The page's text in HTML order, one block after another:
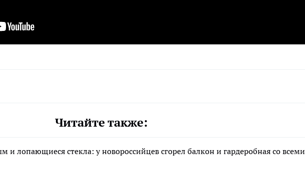
Читайте также:
лопающиеся стекла: у новороссийцев сгорел балкон и гардеробная со всеми